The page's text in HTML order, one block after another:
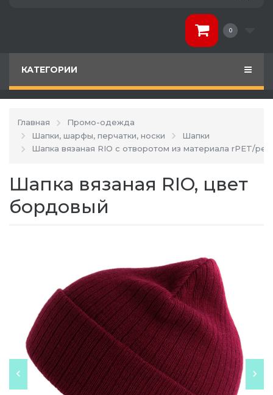
0
КАТЕГОРИИ
Главная
Промо-одежда
Шапки, шарфы, перчатки, носки
Шапки
Шапка вязаная RIO с отворотом из материала rPET/
Шапка вязаная RIO, цвет
бордовый